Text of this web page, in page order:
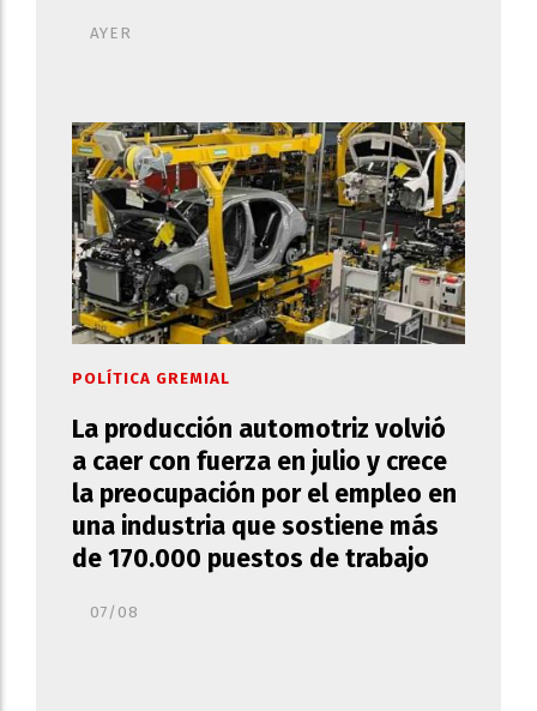
AYER
La producción automotriz volvió
a caer con fuerza en julio y crece
la preocupación por el empleo en
una industria que sostiene más
de 170.000 puestos de trabajo
POLÍTICA GREMIAL
07/08